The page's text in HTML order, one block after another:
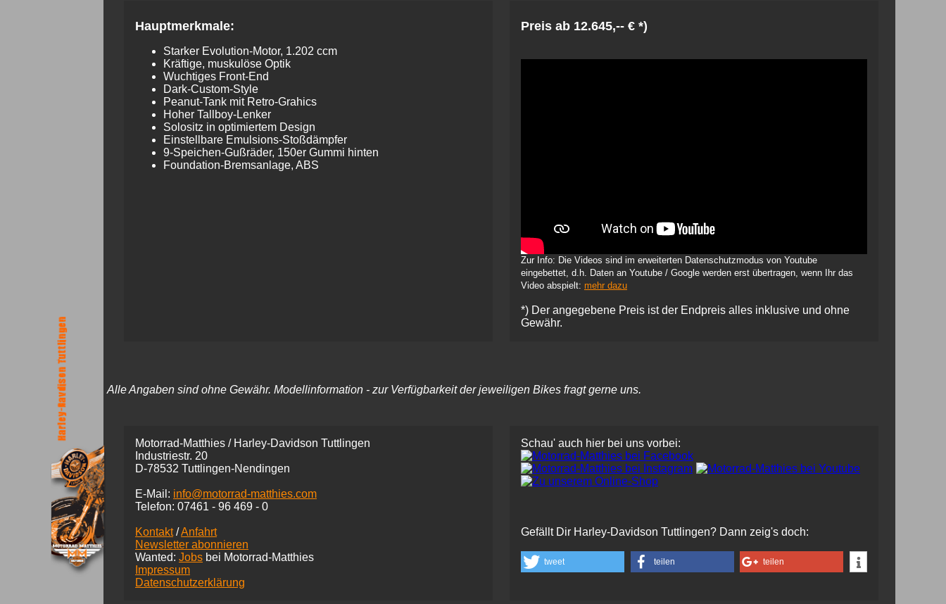
Hauptmerkmale:
Starker Evolution-Motor, 1.202 ccm
Kräftige, muskulöse Optik
Wuchtiges Front-End
Dark-Custom-Style
Peanut-Tank mit Retro-Grahics
Hoher Tallboy-Lenker
Solositz in optimiertem Design
Einstellbare Emulsions-Stoß­dämpfer
9-Speichen-Gußräder, 150er Gummi hinten
Foundation-Brems­an­lage, ABS
Preis ab 12.645,-- € *)
Zur Info: Die Videos sind im erweiterten Datenschutzmodus von Youtube
eingebettet, d.h. Daten an Youtube / Google werden erst übertragen, wenn Ihr das
Video abspielt: mehr dazu
*) Der angegebene Preis ist der Endpreis alles inklusive und ohne
Gewähr.
Alle Angaben sind ohne Gewähr. Modellinformation - zur Verfügbarkeit der jeweiligen Bikes fragt gerne uns.
Motorrad-Matthies / Harley-Davidson Tuttlingen
Industriestr. 20
D-78532 Tuttlingen-Nendingen
E-Mail: info@motorrad-matthies.com
Telefon: 07461 - 96 469 - 0
Kontakt/Anfahrt
Newsletter abonnieren
Wanted: Jobs bei Motorrad-Matthies
Impressum
Datenschutzerklärung
Schau' auch hier bei uns vorbei:
Gefällt Dir Harley-Davidson Tuttlingen? Dann zeig's doch:
tweet teilen teilen